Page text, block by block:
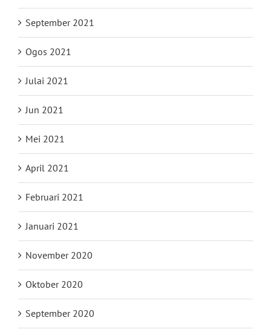
September 2021
Ogos 2021
Julai 2021
Jun 2021
Mei 2021
April 2021
Februari 2021
Januari 2021
November 2020
Oktober 2020
September 2020